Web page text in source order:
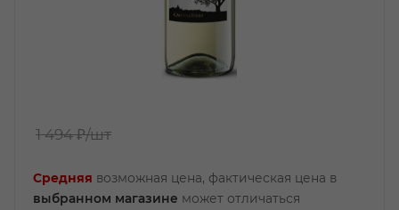
1 494 ₽/шт
Средняя возможная цена, фактическая цена в
выбранном магазине может отличаться